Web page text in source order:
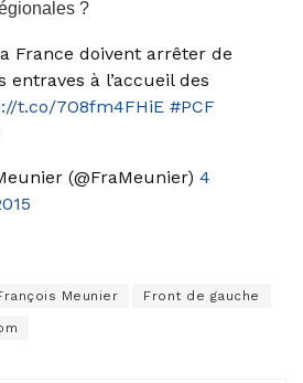
?
France doivent arrêter de
à l’accueil des
t.co/7O8fm4FHiE #PCF
(@FraMeunier) 4
Meunier Front de gauche